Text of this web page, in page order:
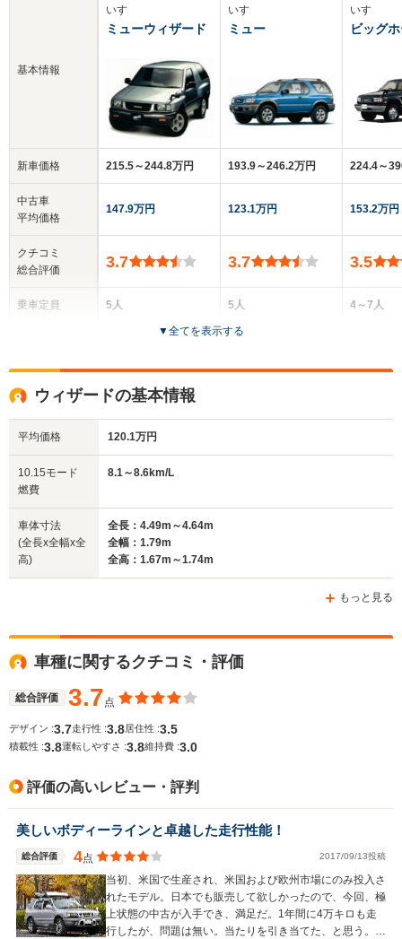
基本情報
新車価格
中古車
平均価格
クチコミ
総合評価
乗車定員
サイズ
(全長x全幅x全高)
WLTCモード
燃費
いすゞ
ミューウィザード
215.5～244.8万円
147.9万円
3.7
5人
全高
1.75m
全幅
1.77m
いすゞ
ミュー
193.9～246.2万円
123.1万円
3.7
5人
3～5ドア
いすゞ
ビッグ
224.4～
153.2万円
3.5
4～7人
▼全てを表示する
ウィザードの基本情報
平均価格 120.1万円
10.15モード
燃費
8.1～8.6km/L
車体寸法
(全長x全幅x全
高)
全長：4.49m～4.64m
全幅：1.79m
全高：1.67m～1.74m
もっと見る
車種に関するクチコミ・評価
総合評価 3.7点
デザイン :3.7走行性 :3.8 居住性 :3.5
積載性 :3.8運転しやすさ :3.8維持費 :3.0
評価の高いレビュー・評判
美しいボディーラインと卓越した走行性能！
総合評価 4点 2017/09/13投稿
当初、米国で生産され、米国および欧州市場にのみ投入さ
れたモデル。日本でも販売して欲しかったので、今回、極
上状態の中古が入手でき、満足だ。1年間に4万キロも走
行したが、問題は無い。当たりを引き当てた、と思う。以